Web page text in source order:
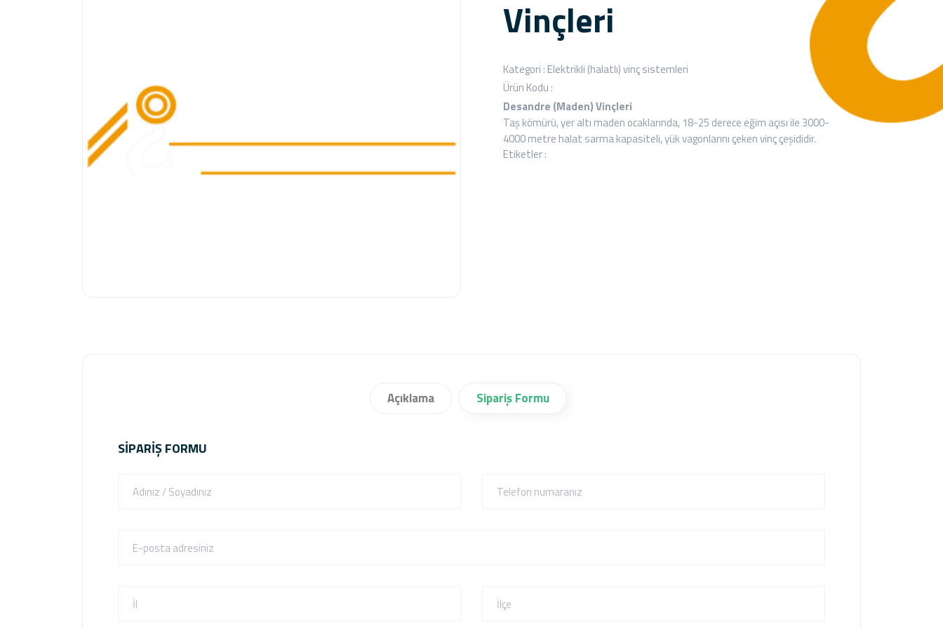
Vinçleri
Kategori : Elektrikli (halatlı) vinç sistemleri
Ürün Kodu :
Desandre (Maden) Vinçleri
Taş kömürü, yer altı maden ocaklarında, 18-25 derece eğim açısı ile 3000-
4000 metre halat sarma kapasiteli, yük vagonlarını çeken vinç çeşididir.
Etiketler :
Açıklama Sipariş Formu
SIPARIŞ FORMU